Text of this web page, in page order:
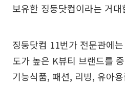
보유한 징둥닷컴이라는 거
징둥닷컴 11번가 전문관에
도가 높은 K뷰티 브랜드를
기능식품, 패션, 리빙, 유아